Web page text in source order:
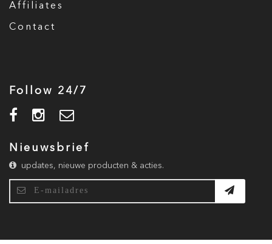
Affiliates
Contact
Follow 24/7
Nieuwsbrief
updates, nieuwe producten & acties.